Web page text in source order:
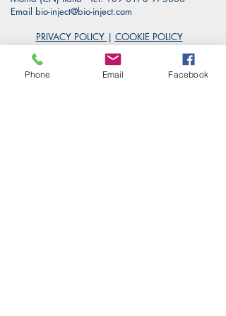
Email bio-inject@bio-inject.com
PRIVACY POLICY | COOKIE POLICY
Phone Email Facebook